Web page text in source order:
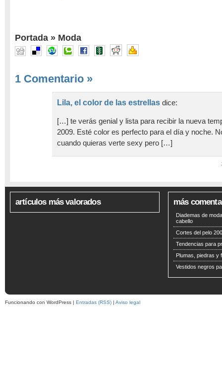
Portada » Moda
1 Comentario »
Lila, el color de las estrellas dice:
[…] te verás genial y lista para recibir la nueva
2009. Esté color es perfecto para el día y noche.
cuando quieras verte sexy pero […]
artículos más valorados más
Diademas de
cabello
Cortes del pelo
Tendencias para
Plumas, piedras y
Vestidos negros
Funcionando con WordPress | Entradas (RSS) | Aviso legal